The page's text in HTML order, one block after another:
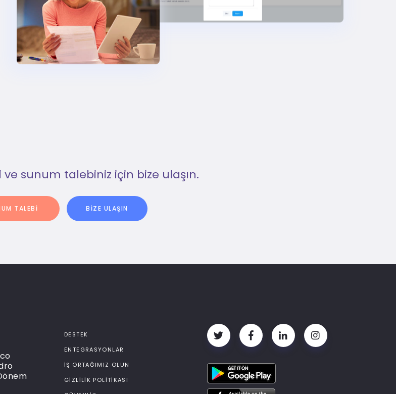
sunum talebiniz için bize ulaşın.
TALEBI BIZE ULAŞIN
DESTEK
ENTEGRASYONLAR
İŞ ORTAĞIMIZ OLUN
GIZLILIK POLITIKASI